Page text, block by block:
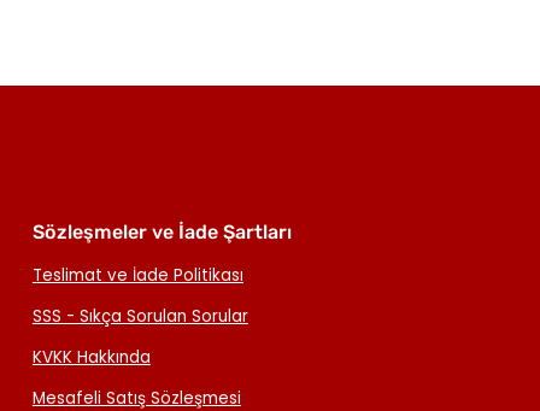
Sözleşmeler ve İade Şartları
Teslimat ve İade Politikası
SSS - Sıkça Sorulan Sorular
KVKK Hakkında
Mesafeli Satış Sözleşmesi